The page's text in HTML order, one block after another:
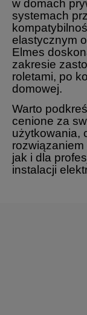
w domach
systemach
elastycznym
Elmes
zakresie
roletami, po
domowej.
Warto
cenione za
użytkowania,
jak i dla
instalacji